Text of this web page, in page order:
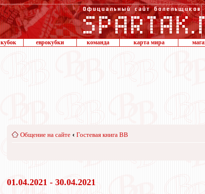
кубок еврокубки команда карта мира
Общение на сайте ‹ Гостевая книга ВВ
01.04.2021 - 30.04.2021